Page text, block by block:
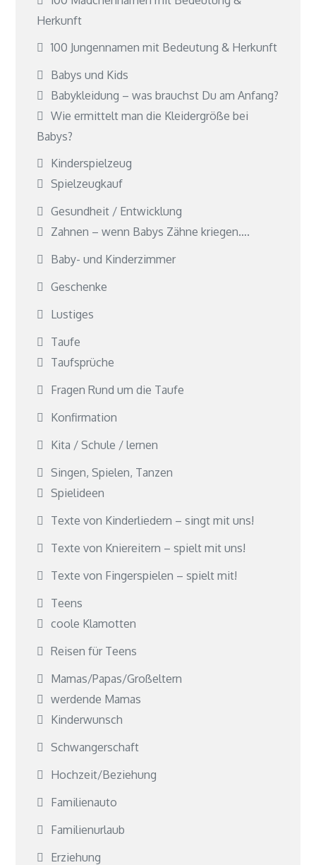
Herkunft
100 Jungennamen mit Bedeutung & Herkunft
Babys und Kids
Babykleidung – was brauchst Du am Anfang?
Wie ermittelt man die Kleidergröße bei
Babys?
Kinderspielzeug
Spielzeugkauf
Gesundheit / Entwicklung
Zahnen – wenn Babys Zähne kriegen….
Baby- und Kinderzimmer
Geschenke
Lustiges
Taufe
Taufsprüche
Fragen Rund um die Taufe
Konfirmation
Kita / Schule / lernen
Singen, Spielen, Tanzen
Spielideen
Texte von Kinderliedern – singt mit uns!
Texte von Kniereitern – spielt mit uns!
Texte von Fingerspielen – spielt mit!
Teens
coole Klamotten
Reisen für Teens
Mamas/Papas/Großeltern
werdende Mamas
Kinderwunsch
Schwangerschaft
Hochzeit/Beziehung
Familienauto
Familienurlaub
Erziehung